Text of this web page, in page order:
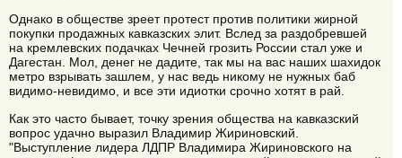
Однако в обществе зреет протест против политики жирной
покупки продажных кавказских элит. Вслед за раздобревшей
на кремлевских подачках Чечней грозить России стал уже и
Дагестан. Мол, денег не дадите, так мы на вас наших шахидок
метро взрывать зашлем, у нас ведь никому не нужных баб
видимо-невидимо, и все эти идиотки срочно хотят в рай.
Как это часто бывает, точку зрения общества на кавказский
вопрос удачно выразил Владимир Жириновский.
"Выступление лидера ЛДПР Владимира Жириновского на